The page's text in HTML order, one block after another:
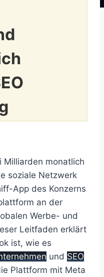
Milliarden monatlich
soziale Netzwerk
App des Konzerns
an der
Werbe- und
Leitfaden erklärt
ist, wie es
und SEO
Plattform mit Meta